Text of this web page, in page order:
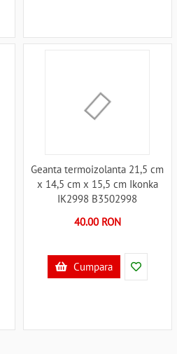
Geanta termoizolanta 21,5 cm
x 14,5 cm x 15,5 cm Ikonka
IK2998 B3502998
40.00 RON
Cumpara